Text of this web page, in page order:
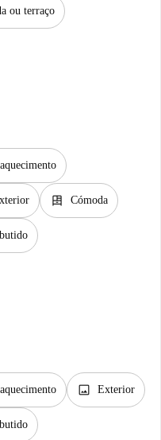
ou terraço
dresser Cómoda
image Exterior